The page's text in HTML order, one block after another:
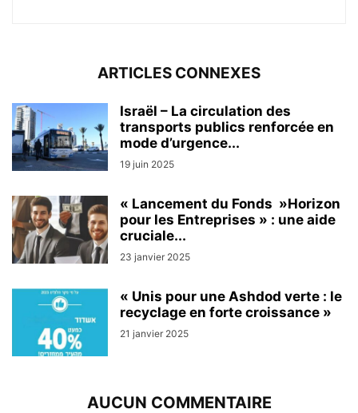
ARTICLES CONNEXES
Israël – La circulation des
transports publics renforcée en
mode d’urgence...
19 juin 2025
« Lancement du Fonds »Horizon
pour les Entreprises » : une aide
cruciale...
23 janvier 2025
« Unis pour une Ashdod verte : le
recyclage en forte croissance »
21 janvier 2025
AUCUN COMMENTAIRE